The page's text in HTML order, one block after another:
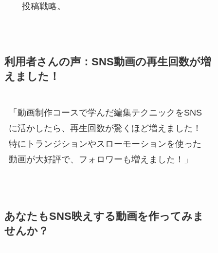
投稿戦略。
利用者さんの声：SNS動画の再生回数が増
えました！
「動画制作コースで学んだ編集テクニックをSNS
に活かしたら、再生回数が驚くほど増えました！
特にトランジションやスローモーションを使った
動画が大好評で、フォロワーも増えました！」
あなたもSNS映えする動画を作ってみま
せんか？